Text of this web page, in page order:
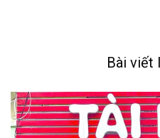
Bài viết